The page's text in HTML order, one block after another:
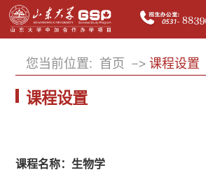
您当前位置: 首页 课程设置
课程设置
课程名称：生物学